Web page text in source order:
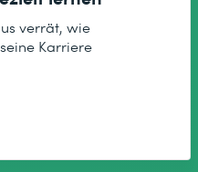
verrät, wie
Karriere